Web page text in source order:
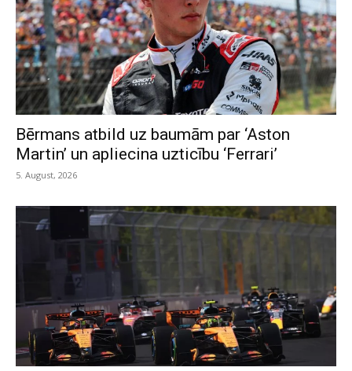
Bērmans atbild uz baumām par ‘Aston
Martin’ un apliecina uzticību ‘Ferrari’
5. August, 2026